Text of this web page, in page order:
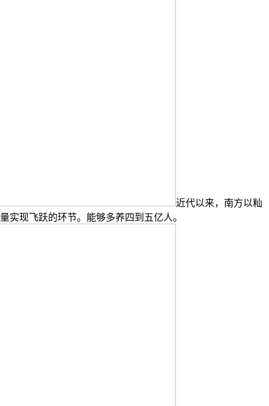
近代以来，南方以籼
实现飞跃的环节。能够多养四到五亿人。